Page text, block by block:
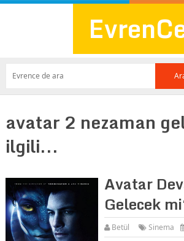
avatar 2 nezaman
ilgili...
Avatar
Gelecek
Betül Sinema